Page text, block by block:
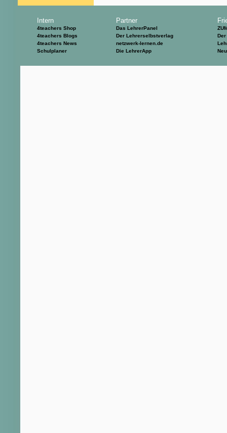
Intern
4teachers Shop
4teachers Blogs
4teachers News
Schulplaner
Partner
Das LehrerPanel
Der Lehrerselbstverlag
netzwerk-lernen.de
Die LehrerApp